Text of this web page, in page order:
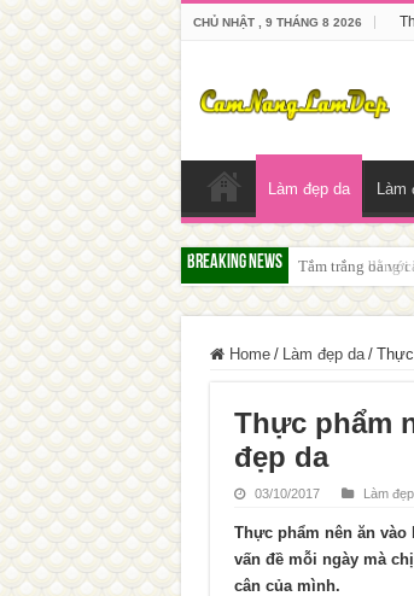
CHỦ NHẬT , 9 THÁNG 8 2026
Làm đẹp da Làm
Breaking News Tắm trắng da với
Home / Làm đẹp da /
Thực phẩm
đẹp da
03/10/2017 Làm
Thực phẩm nên ăn
vấn đề mỗi ngày mà
cân của mình.